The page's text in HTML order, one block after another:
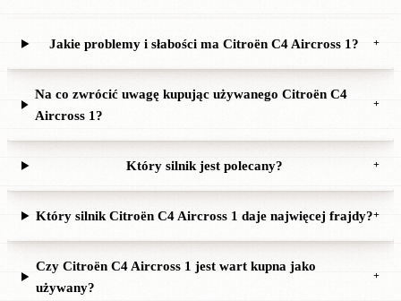
Jakie problemy i słabości ma Citroën C4 Aircross 1? +
Na co zwrócić uwagę kupując używanego Citroën C4
Aircross 1?
+
Który silnik jest polecany? +
Który silnik Citroën C4 Aircross 1 daje najwięcej frajdy?+
Czy Citroën C4 Aircross 1 jest wart kupna jako
używany?
+